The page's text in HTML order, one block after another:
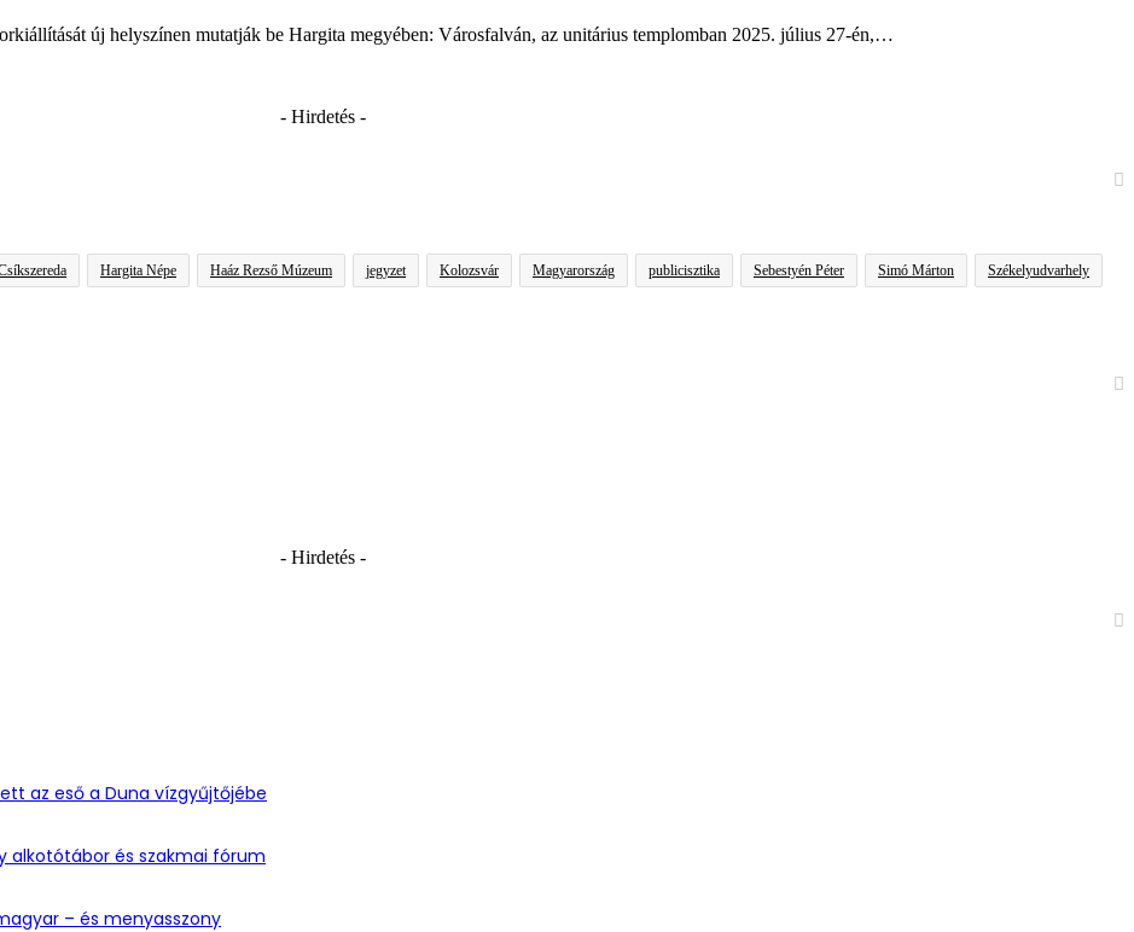
új helyszínen mutatják be Hargita megyében: Városfalván, az unitárius templomban 2025. július 27-én,…
- Hirdetés -
Hargita Népe Haáz Rezső Múzeum jegyzet Kolozsvár Magyarország publicisztika Sebestyén Péter Simó Márton Székelyudvarhely
- Hirdetés -
az eső a Duna vízgyűjtőjébe
alkotótábor és szakmai fórum
– és menyasszony